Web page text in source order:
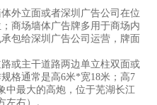
立面或者深圳广告公司在位
商场墙体广告牌多用于商场内
包给深圳广告公司运营，牌面
主干道路两边单立柱双面或
格通常是高6米*宽18米；高7
中最大的高炮，位于芜湖长江
左右）。